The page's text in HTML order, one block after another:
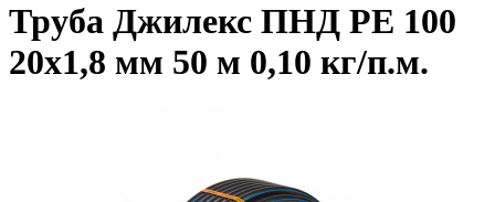
Труба Джилекс ПНД PE 100
20х1,8 мм 50 м 0,10 кг/п.м.